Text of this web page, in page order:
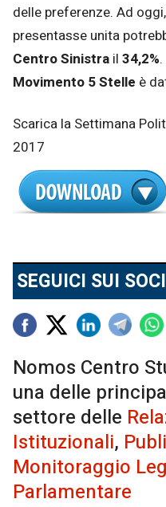
delle preferenze. Ad
presentasse unita
Centro Sinistra il 34,2%
Movimento 5 Stelle è
Scarica la Settimana
2017
SEGUICI SUI
Nomos Centro
una delle
settore delle
Istituzionali,
Monitoraggio
Parlamentare